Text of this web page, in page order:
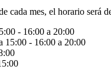
cada mes, el horario será
- 16:00 a 20:00
15:00 - 16:00 a 20:00